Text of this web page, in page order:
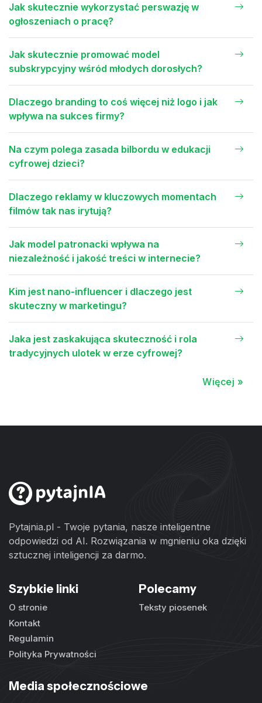
Jak skutecznie wykorzystać perswazję w
ogłoszeniach o pracę?
Jak skutecznie promować model
subskrypcyjny wśród młodych dorosłych?
Dlaczego branding to coś więcej niż logo i jak
wpływa na sukces firmy?
Na czym polega zasada bilbordu w edukacji
cyfrowej dzieci?
Dlaczego reklamy w kluczowych momentach
filmów tak nas irytują?
Jak model patronacki wpływa na
niezależność i jakość treści w internecie?
Kim jest nano-influencer i dlaczego jest
skuteczny w marketingu?
Jaka jest zaskakująca skuteczność i rola
tradycyjnych ulotek w erze cyfrowej?
Więcej »
Pytajnia.pl - Twoje pytania, nasze inteligentne
odpowiedzi od AI. Rozwiązania w mgnieniu oka dzięki
sztucznej inteligencji za darmo.
Szybkie linki
O stronie
Kontakt
Regulamin
Polityka Prywatności
Polecamy
Teksty piosenek
Media społecznościowe